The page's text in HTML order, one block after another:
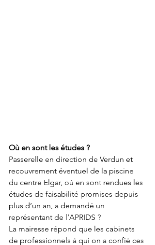
Où en sont les études ?
Passerelle en direction de Verdun et
recouvrement éventuel de la piscine
du centre Elgar, où en sont rendues les
études de faisabilité promises depuis
plus d’un an, a demandé un
représentant de l’APRIDS ?
La mairesse répond que les cabinets
de professionnels à qui on a confié ces